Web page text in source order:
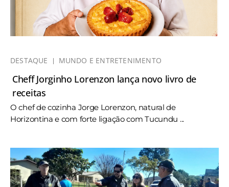
DESTAQUE MUNDO E ENTRETENIMENTO
Cheff Jorginho Lorenzon lança novo livro de
receitas
O chef de cozinha Jorge Lorenzon, natural de
Horizontina e com forte ligação com Tucundu ...